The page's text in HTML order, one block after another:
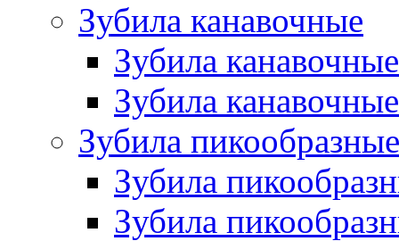
Зубила канавочные
Зубила
Зубила
Зубила пикообразные
Зубила
Зубила